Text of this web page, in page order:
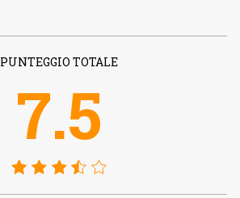
PUNTEGGIO TOTALE
7.5